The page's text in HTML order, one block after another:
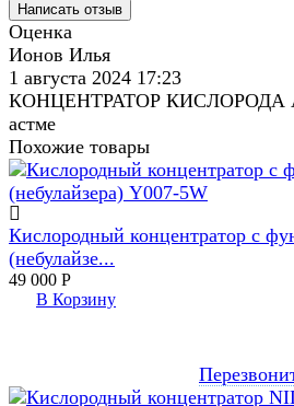
Оценка
Ионов Илья
1 августа 2024 17:23
КОНЦЕНТРАТОР КИСЛОРОДА
астме
Похожие товары
Кислородный концентратор с
(небулайзе...
49 000 Р
В Корзину